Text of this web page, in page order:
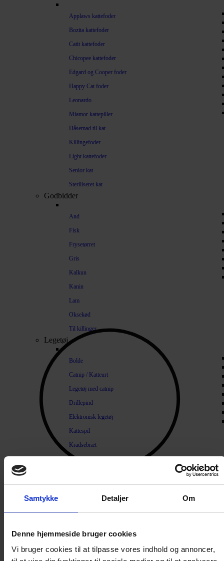
Samtykke Detaljer Om
Denne hjemmeside bruger cookies
Vi bruger cookies til at tilpasse vores indhold og annoncer,
Applaws kattefoder
Bozita kattefoder
Catit kattefoder
Chicopee kattefoder
Edgard og Cooper foder
Happy Cat foder
Leonardo
Miamor kattepiller
Dåsemad til kat
Killingefoder
Light kattefoder
Senior kat
Steriliseret kat
Godbidder
And
Fisk
Frysetørret
Gris
Kalkun
Kanin
Lam
Oksekød
Til killinger
Legetøj
Bolde
Catnip / Katteurt
Legetøj med catnip
Drillepind
Elektronisk legetøj
Kattespil
Kradsebræt
Lopper og Pels
Hygiejne
Tænder / Ånde